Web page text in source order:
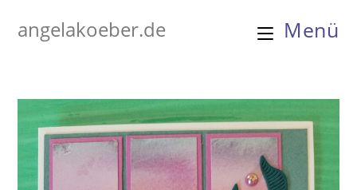
Inhaltangelakoeber.de Menü